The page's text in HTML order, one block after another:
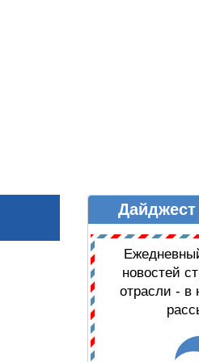
ДАЙДЖЕСТ НОВОСТЕЙ
Дайджест
новостей
отрасли - в